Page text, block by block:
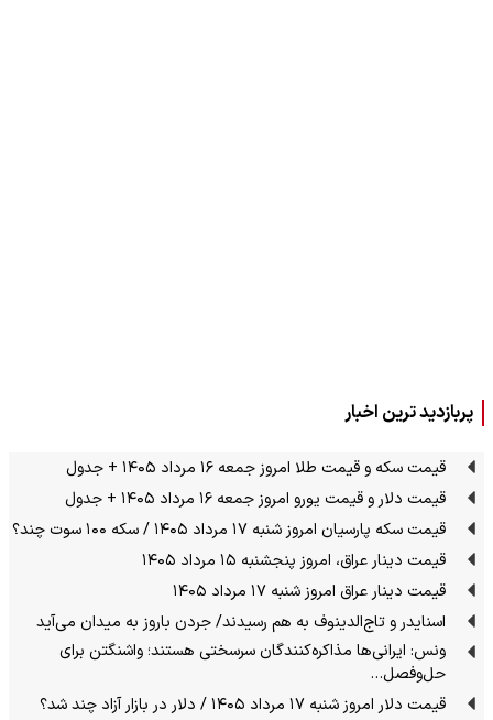
پربازدید ترین اخبار
قیمت سکه و قیمت طلا امروز جمعه ۱۶ مرداد ۱۴۰۵ + جدول
قیمت دلار و قیمت یورو امروز جمعه ۱۶ مرداد ۱۴۰۵ + جدول
قیمت سکه پارسیان امروز شنبه ۱۷ مرداد ۱۴۰۵ / سکه ۱۰۰ سوت چند؟
قیمت دینار عراق، امروز پنجشنبه ۱۵ مرداد ۱۴۰۵
قیمت دینار عراق امروز شنبه ۱۷ مرداد ۱۴۰۵
اسنایدر و تاج‌الدینوف به هم رسیدند/ جردن باروز به میدان می‌آید
ونس: ایرانی‌ها مذاکره‌کنندگان سرسختی هستند؛ واشنگتن برای
حل‌وفصل…
قیمت دلار امروز شنبه ۱۷ مرداد ۱۴۰۵ / دلار در بازار آزاد چند شد؟